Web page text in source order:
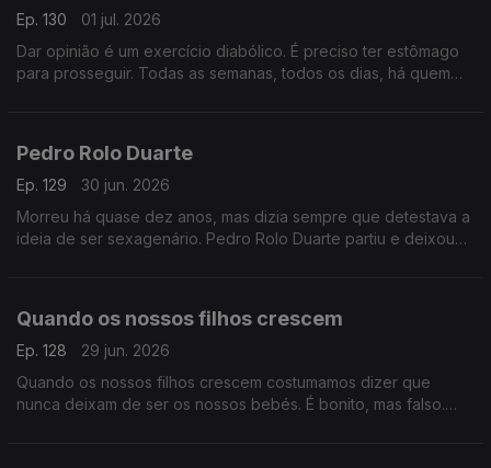
Ep. 130
01 jul. 2026
Dar opinião é um exercício diabólico. É preciso ter estômago
para prosseguir. Todas as semanas, todos os dias, há quem
Pedro Rolo Duarte
Ep. 129
30 jun. 2026
Morreu há quase dez anos, mas dizia sempre que detestava a
ideia de ser sexagenário. Pedro Rolo Duarte partiu e deixou
Quando os nossos filhos crescem
Ep. 128
29 jun. 2026
Quando os nossos filhos crescem costumamos dizer que
nunca deixam de ser os nossos bebés. É bonito, mas falso.